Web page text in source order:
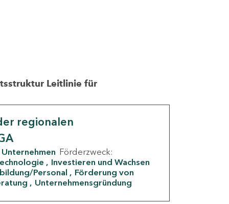
Leitlinie für
regionalen
Unternehmen Förderzweck:
Investieren und Wachsen
Personal
Förderung von
Unternehmensgründung